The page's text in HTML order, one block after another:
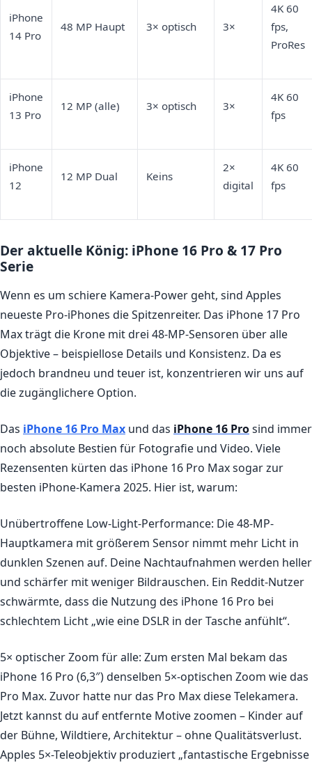
iPhone
14 Pro
48 MP Haupt 3× optisch 3×
4K 60
fps,
ProRes
iPhone
13 Pro
12 MP (alle) 3× optisch 3×
4K 60
fps
iPhone
12
12 MP Dual Keins
2×
digital
4K 60
fps
Der aktuelle König: iPhone 16 Pro & 17 Pro
Serie
Wenn es um schiere Kamera-Power geht, sind Apples
neueste Pro-iPhones die Spitzenreiter. Das iPhone 17 Pro
Max trägt die Krone mit drei 48-MP-Sensoren über alle
Objektive – beispiellose Details und Konsistenz. Da es
jedoch brandneu und teuer ist, konzentrieren wir uns auf
die zugänglichere Option.
Das iPhone 16 Pro Max und das iPhone 16 Prosind immer
noch absolute Bestien für Fotografie und Video. Viele
Rezensenten kürten das iPhone 16 Pro Max sogar zur
besten iPhone-Kamera 2025. Hier ist, warum:
Unübertroffene Low-Light-Performance: Die 48-MP-
Hauptkamera mit größerem Sensor nimmt mehr Licht in
dunklen Szenen auf. Deine Nachtaufnahmen werden heller
und schärfer mit weniger Bildrauschen. Ein Reddit-Nutzer
schwärmte, dass die Nutzung des iPhone 16 Pro bei
schlechtem Licht „wie eine DSLR in der Tasche anfühlt“.
5× optischer Zoom für alle: Zum ersten Mal bekam das
iPhone 16 Pro (6,3″) denselben 5×-optischen Zoom wie das
Pro Max. Zuvor hatte nur das Pro Max diese Telekamera.
Jetzt kannst du auf entfernte Motive zoomen – Kinder auf
der Bühne, Wildtiere, Architektur – ohne Qualitätsverlust.
Apples 5×-Teleobjektiv produziert „fantastische Ergebnisse